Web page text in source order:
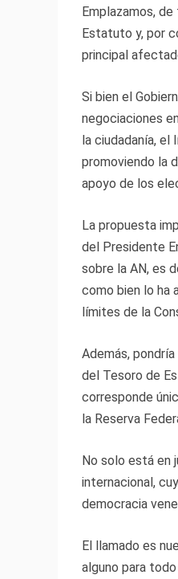
Emplazamos,
Estatuto y, por
principal
Si bien el
negociaciones
la ciudadanía, el
promoviendo la
apoyo de los
La propuesta
del Presidente
sobre la AN, es
como bien lo ha
límites de la
Además,
del Tesoro de
corresponde
la Reserva
No solo está en
internacional,
democracia
El llamado es
alguno para